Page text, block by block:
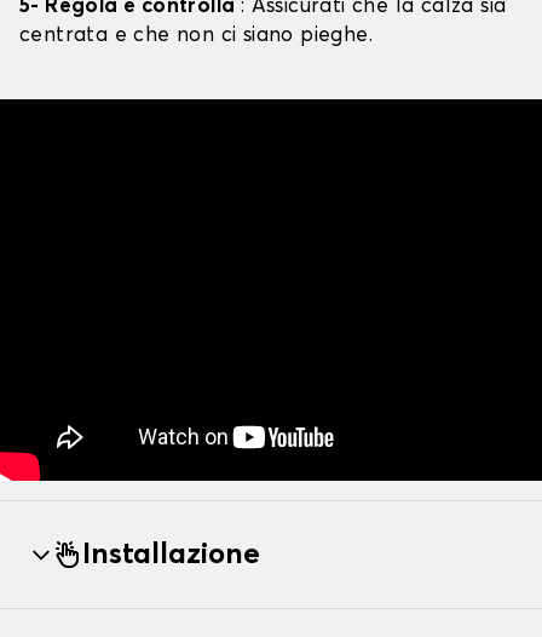
5- Regola e controlla : Assicurati che la calza sia
centrata e che non ci siano pieghe.
Installazione